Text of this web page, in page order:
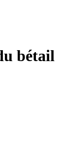
bétail